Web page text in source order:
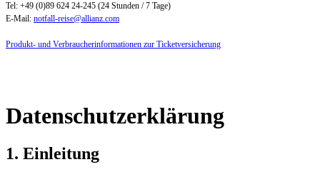
Tel: +49 (0)89 624 24-245 (24 Stunden / 7 Tage)
E-Mail: notfall-reise@allianz.com
Produkt- und Verbraucherinformationen zur Ticketversicherung
Datenschutzerklärung
1. Einleitung